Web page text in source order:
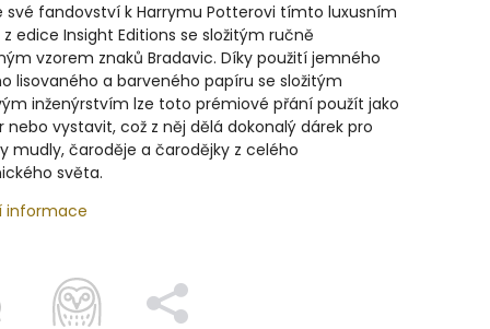
své fandovství k Harrymu Potterovi tímto luxusním
edice Insight Editions se složitým ručně
vzorem znaků Bradavic. Díky použití jemného
lisovaného a barveného papíru se složitým
inženýrstvím lze toto prémiové přání použít jako
nebo vystavit, což z něj dělá dokonalý dárek pro
mudly, čaroděje a čarodějky z celého
světa.
informace